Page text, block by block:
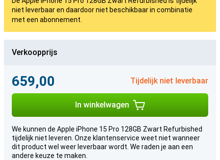
niet leverbaar en daardoor niet beschikbaar in combinatie
met een abonnement.
Verkoopprijs
659,00 Tijdelijk niet leverbaar
In winkelwagen
We kunnen de Apple iPhone 15 Pro 128GB Zwart Refurbished
tijdelijk niet leveren. Onze klantenservice weet niet wanneer
dit product wel weer leverbaar wordt. We raden je aan een
andere keuze te maken.